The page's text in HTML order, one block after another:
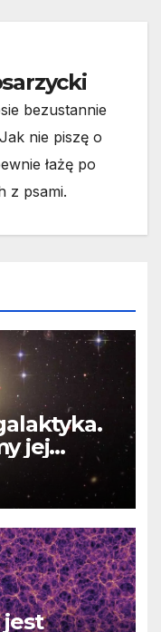
bezustannie
nie piszę o
łażę po
z psami.
jej
jest